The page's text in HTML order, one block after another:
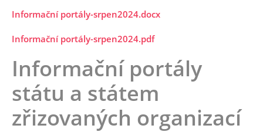
Informační portály-srpen2024.docx
Informační portály-srpen2024.pdf
Informační portály
státu a státem
zřizovaných organizací